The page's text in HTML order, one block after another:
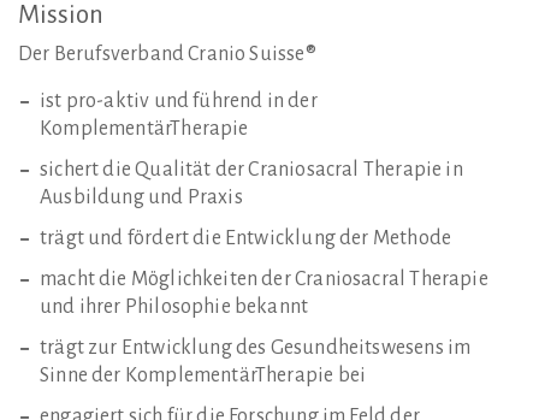
Mission
Der Berufsverband Cranio Suisse®
ist pro-aktiv und führend in der
KomplementärTherapie
sichert die Qualität der Craniosacral Therapie in
Ausbildung und Praxis
trägt und fördert die Entwicklung der Methode
macht die Möglichkeiten der Craniosacral Therapie
und ihrer Philosophie bekannt
trägt zur Entwicklung des Gesundheitswesens im
Sinne der KomplementärTherapie bei